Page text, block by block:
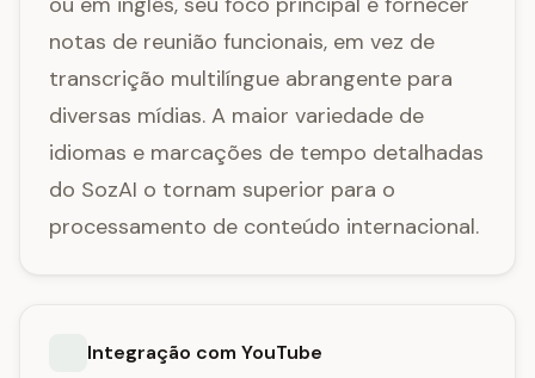
notas de reunião funcionais, em vez de
transcrição multilíngue abrangente para
diversas mídias. A maior variedade de
idiomas e marcações de tempo detalhadas
do SozAI o tornam superior para o
processamento de conteúdo internacional.
Integração com YouTube